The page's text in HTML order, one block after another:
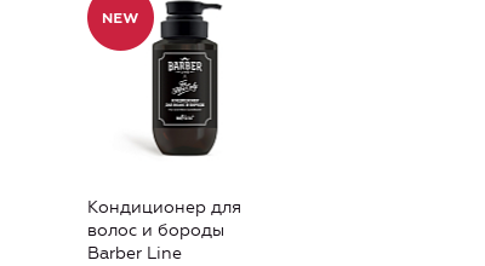
Кондиционер для
волос и бороды
Barber Line